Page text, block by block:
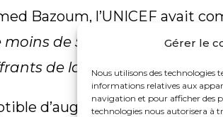
Gérer le
Nous utilisons des technologies
informations relatives aux
navigation et pour afficher des
technologies nous autorisera à
Bazoum, l’UNICEF avait
moins de 5 ans souffrant de
de la forme la plus
d’augmenter« si les prix